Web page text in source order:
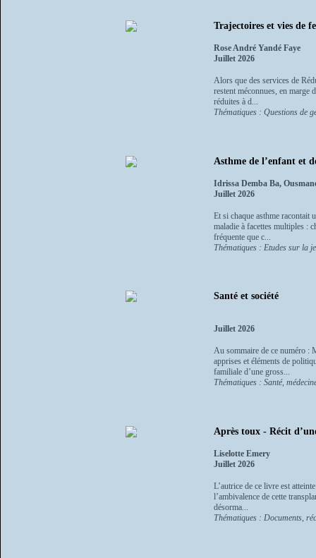
Trajectoires et vies de
Rose André Yandé Faye
Juillet 2026
Alors que des services de
restent méconnues, en marge
réduites à d...
Thématiques : Questions de
Asthme de l’enfant et
Idrissa Demba Ba,
Juillet 2026
Et si chaque asthme racontait
maladie à facettes multiples :
fréquente que c...
Thématiques : Etudes sur la
Santé et société
Juillet 2026
Au sommaire de ce numéro :
apprises et éléments de
familiale d’une gross...
Thématiques : Santé,
Après toux - Récit
Liselotte Emery
Juillet 2026
L’autrice de ce livre est
l’ambivalence de cette
désorma...
Thématiques : Documents,